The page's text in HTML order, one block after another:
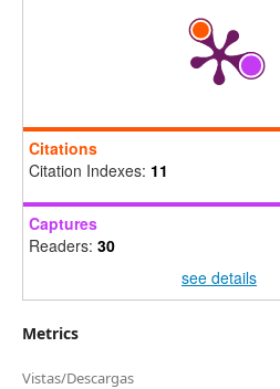
Citations
Citation Indexes: 11
Captures
Readers: 30
see details
Metrics
Vistas/Descargas